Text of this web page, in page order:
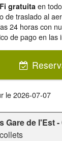
gratuita en
de traslado al
24 horas con
de pago en las
le2026-07-07
Gare de l'Est